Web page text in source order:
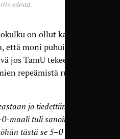
edestä.
on ollut kauden
että moni puhui jo
jos TamU tekee
repeämistä rumiksi
jo tiedettiin, että nyt
maali tuli sanoin jo
tästä se 5–0 taas